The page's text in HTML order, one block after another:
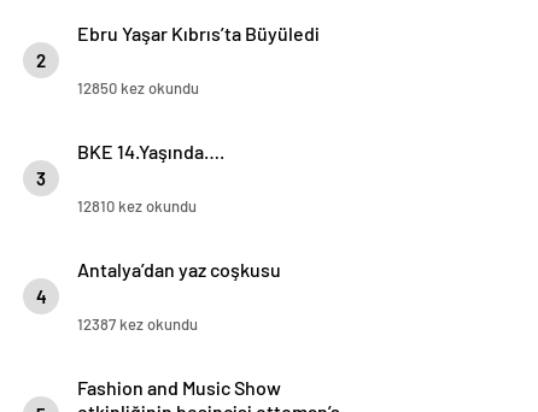
2
Ebru Yaşar Kıbrıs’ta Büyüledi
12850 kez okundu
3
BKE 14.Yaşında….
12810 kez okundu
4
Antalya’dan yaz coşkusu
12387 kez okundu
Fashion and Music Show